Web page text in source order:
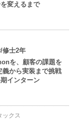
変えるまで
修士2年
を、顧客の課題を
義から実装まで挑戦
インターン
ックス